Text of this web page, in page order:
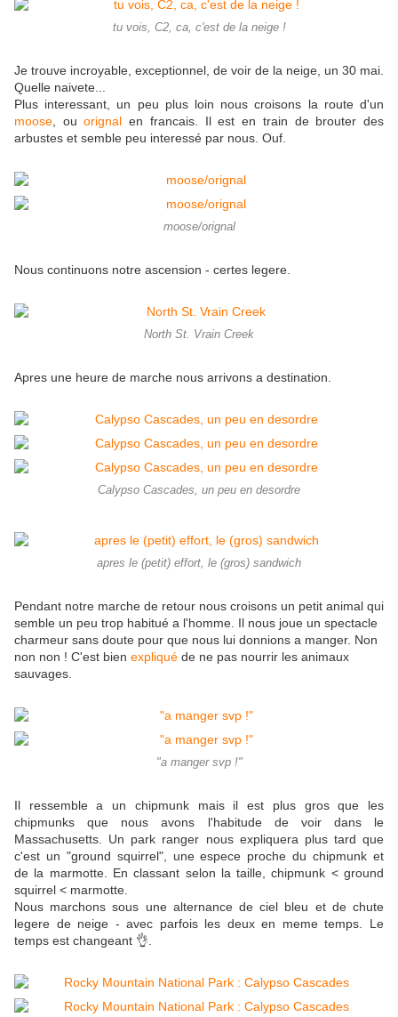
tu vois, C2, ca, c'est de la neige !
Je trouve incroyable, exceptionnel, de voir de la neige, un 30 mai.
Quelle naivete...
Plus interessant, un peu plus loin nous croisons la route d'un
moose , ouorignal en francais. Il est en train de brouter des
arbustes et semble peu interessé par nous. Ouf.
moose/orignal
Nous continuons notre ascension - certes legere.
North St. Vrain Creek
Apres une heure de marche nous arrivons a destination.
Calypso Cascades, un peu en desordre
apres le (petit) effort, le (gros) sandwich
Pendant notre marche de retour nous croisons un petit animal qui
semble un peu trop habitué a l'homme. Il nous joue un spectacle
charmeur sans doute pour que nous lui donnions a manger. Non
non non ! C'est bien expliqué de ne pas nourrir les animaux
sauvages.
"a manger svp !"
Il ressemble a un chipmunk mais il est plus gros que les
chipmunks que nous avons l'habitude de voir dans le
Massachusetts. Un park ranger nous expliquera plus tard que
c'est un "ground squirrel", une espece proche du chipmunk et
de la marmotte. En classant selon la taille, chipmunk < ground
squirrel < marmotte.
Nous marchons sous une alternance de ciel bleu et de chute
legere de neige - avec parfois les deux en meme temps. Le
temps est changeant 👌.